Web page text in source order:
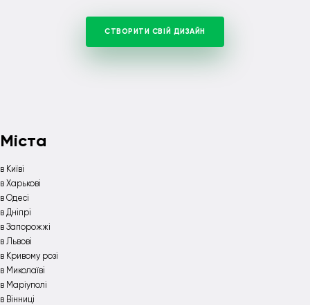
СТВОРИТИ СВІЙ ДИЗАЙН
Міста
в Київі
в Харькові
в Одесі
в Дніпрі
в Запорожжі
в Львові
в Кривому розі
в Миколаїві
в Маріуполі
в Вінниці